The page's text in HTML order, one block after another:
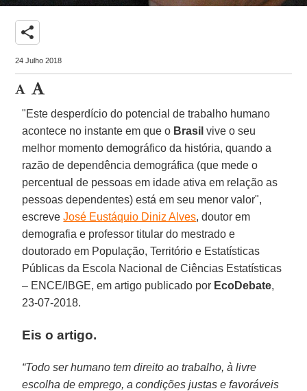
share
24 Julho 2018
"Este desperdício do potencial de trabalho humano
acontece no instante em que o Brasil vive o seu
melhor momento demográfico da história, quando a
razão de dependência demográfica (que mede o
percentual de pessoas em idade ativa em relação as
pessoas dependentes) está em seu menor valor",
escreveJosé Eustáquio Diniz Alves, doutor em
demografia e professor titular do mestrado e
doutorado em População, Território e Estatísticas
Públicas da Escola Nacional de Ciências Estatísticas
– ENCE/IBGE, em artigo publicado por EcoDebate,
23-07-2018.
Eis o artigo.
“Todo ser humano tem direito ao trabalho, à livre
escolha de emprego, a condições justas e favoráveis